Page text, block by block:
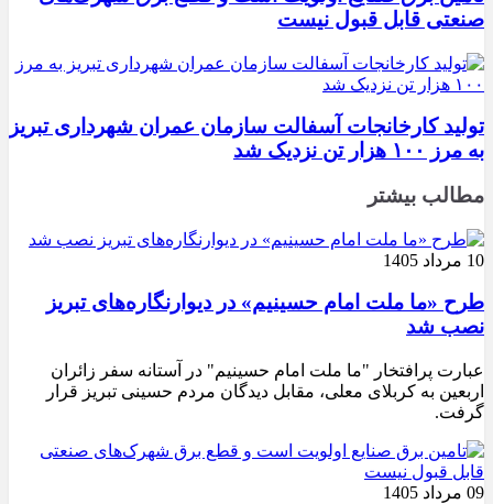
صنعتی قابل قبول نیست
تولید کارخانجات آسفالت سازمان عمران شهرداری تبریز
به مرز ۱۰۰ هزار تن نزدیک شد
مطالب بیشتر
10 مرداد 1405
طرح «ما ملت امام حسینیم» در دیوارنگاره‌های تبریز
نصب شد
عبارت پرافتخار "ما ملت امام حسینیم" در آستانه سفر زائران
اربعین به کربلای معلی، مقابل دیدگان مردم حسینی تبریز قرار
گرفت.
09 مرداد 1405